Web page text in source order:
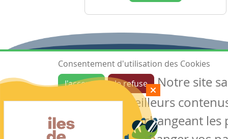
Ressources
Les ressources
Créer une ressource
Mes ressources
Consentement d'utilisation des Cookies
J'accepte
Je refuse
Notre site
garantir de meilleurs
des cookies en changeant